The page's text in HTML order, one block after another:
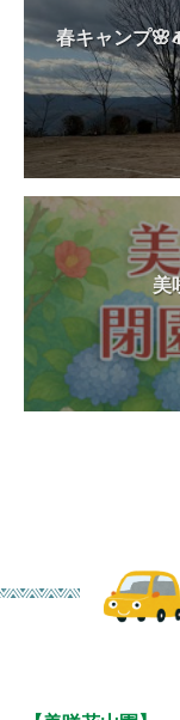
春キャンプ
美